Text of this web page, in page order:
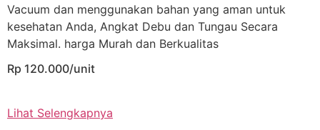
Vacuum dan menggunakan bahan yang aman untuk
kesehatan Anda, Angkat Debu dan Tungau Secara
Maksimal. harga Murah dan Berkualitas
Rp 120.000/unit
Lihat Selengkapnya